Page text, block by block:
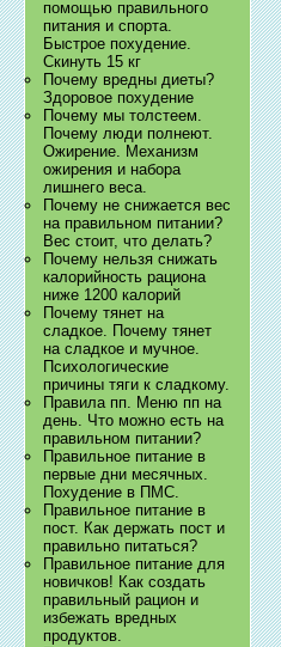
помощью правильного
питания и спорта.
Быстрое похудение.
Скинуть 15 кг
Почему вредны диеты?
Здоровое похудение
Почему мы толстеем.
Почему люди полнеют.
Ожирение. Механизм
ожирения и набора
лишнего веса.
Почему не снижается вес
на правильном питании?
Вес стоит, что делать?
Почему нельзя снижать
калорийность рациона
ниже 1200 калорий
Почему тянет на
сладкое. Почему тянет
на сладкое и мучное.
Психологические
причины тяги к сладкому.
Правила пп. Меню пп на
день. Что можно есть на
правильном питании?
Правильное питание в
первые дни месячных.
Похудение в ПМС.
Правильное питание в
пост. Как держать пост и
правильно питаться?
Правильное питание для
новичков! Как создать
правильный рацион и
избежать вредных
продуктов.